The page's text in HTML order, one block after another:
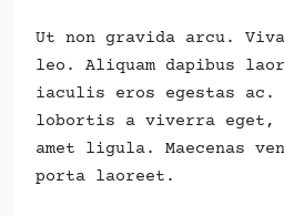
Ut non gravida arcu.
leo. Aliquam dapibus
iaculis eros egestas ac.
lobortis a viverra eget,
amet ligula. Maecenas
porta laoreet.